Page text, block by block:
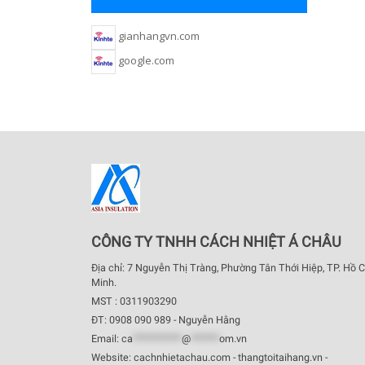
gianhangvn.com
google.com
CÔNG TY TNHH CÁCH NHIỆT Á CHÂU
Địa chỉ: 7 Nguyễn Thị Tràng, Phường Tân Thới Hiệp, TP. Hồ
Minh.
MST : 0311903290
ĐT: 0908 090 989 - Nguyễn Hằng
Email: ca @
om.vn
Website: cachnhietachau.com - thangtoitaihang.vn -